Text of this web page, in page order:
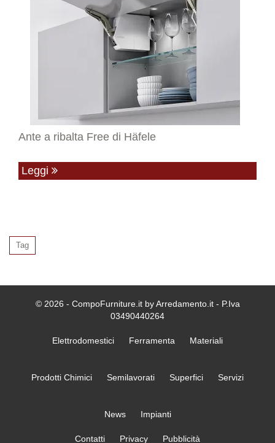
Ante a ribalta Free di Häfele
Leggi
Tag
© 2026 - CompoFurniture.it by Arredamento.it - P.Iva
03490440264
Elettrodomestici Ferramenta Materiali
Prodotti Chimici Semilavorati Superfici Servizi
News Impianti
Contatti Privacy Pubblicità